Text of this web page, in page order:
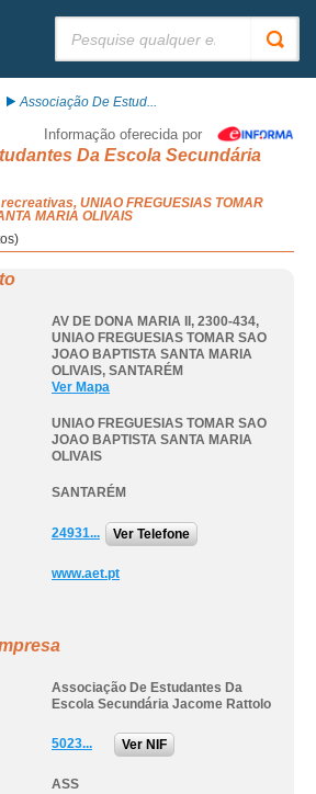
Associação De Estud...
Informação oferecida por
Da Escola Secundária
UNIAO FREGUESIAS TOMAR
MARIA OLIVAIS
AV DE DONA MARIA II, 2300-434,
UNIAO FREGUESIAS TOMAR SAO
JOAO BAPTISTA SANTA MARIA
OLIVAIS, SANTARÉM
Ver Mapa
UNIAO FREGUESIAS TOMAR SAO
JOAO BAPTISTA SANTA MARIA
OLIVAIS
SANTARÉM
24931... Ver Telefone
www.aet.pt
Associação De Estudantes Da
Escola Secundária Jacome Rattolo
5023... Ver NIF
ASS